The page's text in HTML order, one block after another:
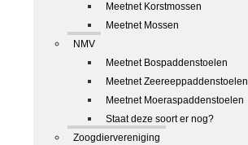
Meetnet Korstmossen
Meetnet Mossen
NMV
Meetnet Bospaddenstoelen
Meetnet Zeereeppaddenstoelen
Meetnet Moeraspaddenstoelen
Staat deze soort er nog?
Zoogdiervereniging